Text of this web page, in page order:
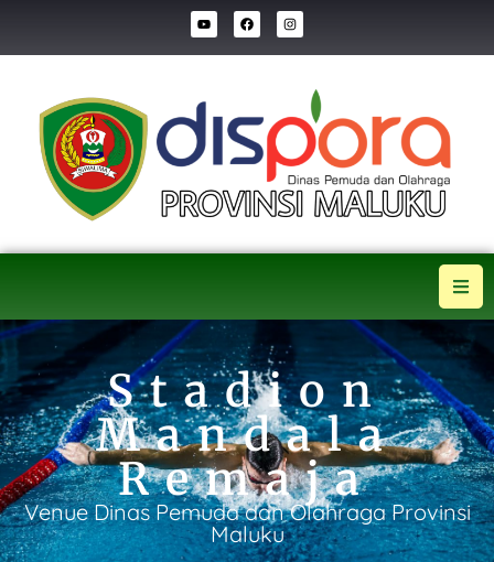
Stadion
Mandala
Remaja
Venue Dinas Pemuda dan Olahraga Provinsi
Maluku